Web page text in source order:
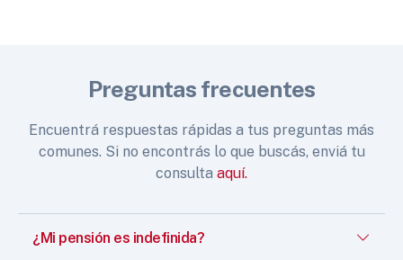
Preguntas frecuentes
Encuentrá respuestas rápidas a tus preguntas más
comunes. Si no encontrás lo que buscás, enviá tu
consulta aquí.
¿Mi pensión es indefinida?